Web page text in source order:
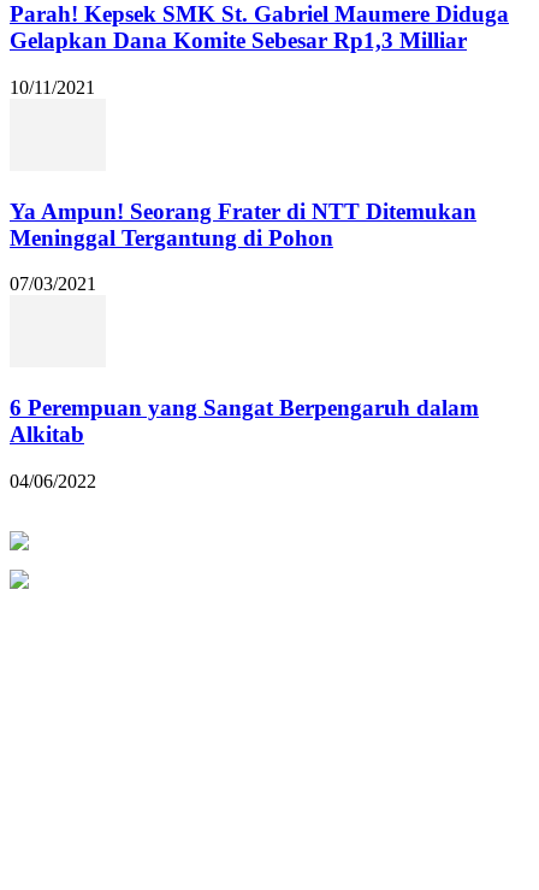
Parah! Kepsek SMK St. Gabriel Maumere Diduga
Gelapkan Dana Komite Sebesar Rp1,3 Milliar
10/11/2021
Ya Ampun! Seorang Frater di NTT Ditemukan
Meninggal Tergantung di Pohon
07/03/2021
6 Perempuan yang Sangat Berpengaruh dalam
Alkitab
04/06/2022